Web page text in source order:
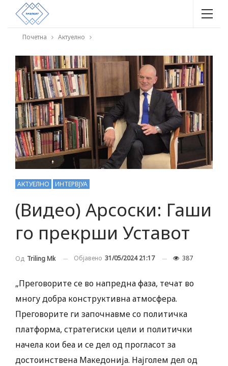
Почетна Актуелно
АКТУЕЛНО ИНТЕРВЈУА
(Видео) Арсоски: Гаши
го прекрши Уставот
Од Triling Mk Објавено 31/05/2024 21:17 387
„Преговорите се во напредна фаза, течат во
многу добра конструктивна атмосфера.
Преговорите ги започнавме со политичка
платформа, стратегиски цели и политички
начела кои беа и се дел од прогласот за
достоинствена Македонија. Најголем дел од